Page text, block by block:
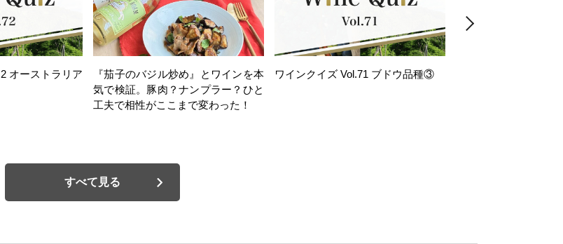
オーストラリア
『茄子のバジル炒め』とワインを本
気で検証。豚肉？ナンプラー？ひと
工夫で相性がここまで変わった！
ワインクイズ Vol.71 ブドウ品種③
すべて見る